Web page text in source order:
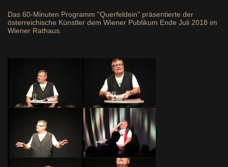
Das 60-Minuten Programm "Querfeldein" präsentierte der
österreichische Künstler dem Wiener Publikum Ende Juli 2018 im
Wiener Rathaus.